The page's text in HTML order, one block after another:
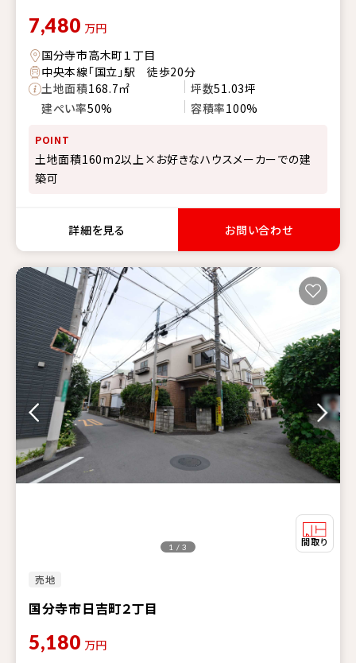
7,480 万円
国分寺市高木町１丁目
中央本線「国立」駅 徒歩20分
土地面積168.7㎡ 坪数51.03坪
建ぺい率50% 容積率100%
POINT
土地面積160m2以上×お好きなハウスメーカーでの建
築可
詳細を見る お問い合わせ
売地
国分寺市日吉町２丁目
1 / 3
5,180 万円